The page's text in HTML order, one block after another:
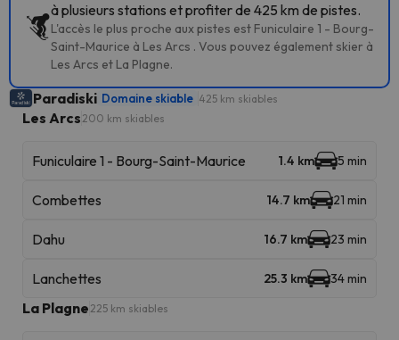
à plusieurs stations et profiter de 425 km de pistes.
L'accès le plus proche aux pistes est Funiculaire 1 - Bourg-
Saint-Maurice à Les Arcs . Vous pouvez également skier à
Les Arcs et La Plagne.
Paradiski Domaine skiable 425 km skiables
Les Arcs 200 km skiables
Funiculaire 1 - Bourg-Saint-Maurice 1.4 km 5 min
Combettes 14.7 km 21 min
Dahu 16.7 km 23 min
Lanchettes 25.3 km 34 min
La Plagne 225 km skiables